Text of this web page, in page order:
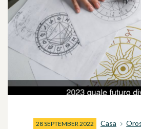
28 SEPTEMBER 2022 Casa